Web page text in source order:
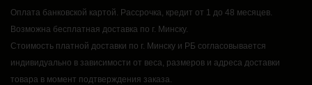
Оплата банковской картой. Рассрочка, кредит от 1 до 48 месяцев.
Возможна бесплатная доставка по г. Минску.
Стоимость платной доставки по г. Минску и РБ согласовывается
индивидуально в зависимости от веса, размеров и адреса доставки
товара в момент подтверждения заказа.